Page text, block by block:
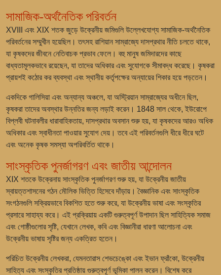
সামাজিক-অর্থনৈতিক পরিবর্তন
XVIII এবং XIX শতক জুড়ে উক্রেনীয় জমিগুলি উল্লেখযোগ্য সামাজিক-অর্থনৈতিক
পরিবর্তনের সম্মুখীন হয়েছিল। তৎসহ রাশিয়ান সাম্রাজ্যে দাসপ্রথার নীতি চলতে থাকে,
যা কৃষকদের জীবনে নেতিবাচক প্রভাব ফেলে। বহু মানুষ জমিদারদের কাছে
বাধ্যতামূলকভাবে রয়েছেন, যা তাদের অধিকার এবং সুযোগকে সীমাবদ্ধ করেছে। কৃষকরা
প্রায়শই কঠোর কর ব্যবস্থা এবং স্থানীয় কর্তৃপক্ষের অন্যায়ের শিকার হয়ে পড়তেন।
একদিকে গালিসিয়া এবং অন্যান্য অঞ্চলে, যা অস্ট্রিয়ান সাম্রাজ্যের অধীনে ছিল,
কৃষকরা তাদের অবস্থার উন্নতির জন্য লড়াই করেন। 1848 সাল থেকে, ইউরোপে
বিপ্লবী ঘটনাবলীর ধারাবাহিকতায়, দাসপ্রথার অবসান শুরু হয়, যা কৃষকদের আরও অধিক
অধিকার এবং স্বাধীনতা পাওয়ার সুযোগ দেয়। তবে এই পরিবর্তনগুলি ধীরে ধীরে ঘটে
এবং অনেক কৃষক সমস্যা অপরিবর্তিত থাকে।
সাংস্কৃতিক পুনর্জাগরণ এবং জাতীয় আন্দোলন
XIX শতকে উক্রেনায় সাংস্কৃতিক পুনর্জাগরণ শুরু হয়, যা উক্রেনীয় জাতীয়
স্বায়ত্তশাসনের গঠন মৌলিক ভিত্তি হিসেবে দাঁড়ায়। বৈজ্ঞানিক এবং সাংস্কৃতিক
সংগঠনগুলি সক্রিয়ভাবে বিকশিত হতে শুরু করে, যা উক্রেনীয় ভাষা এবং সংস্কৃতির
প্রসারে সাহায্য করে। এই প্রক্রিয়ায় একটি গুরুত্বপূর্ণ উপাদান ছিল সাহিত্যিক সমাজ
এবং গোষ্ঠীগুলোর সৃষ্টি, যেখানে লেখক, কবি এবং বিজ্ঞানীরা ধারণা আলোচনা এবং
উক্রেনীয় ভাষায় সৃষ্টির জন্য একত্রিত হতেন।
পরিচিত উক্রেনীয় লেখকরা, যেমনতারাস শেভচেঙ্কো এবং ইভান ফ্রাঁকো, উক্রেনীয়
সাহিত্য এবং সংস্কৃতির প্রতিষ্ঠায় গুরুত্বপূর্ণ ভূমিকা পালন করেন। বিশেষ করে